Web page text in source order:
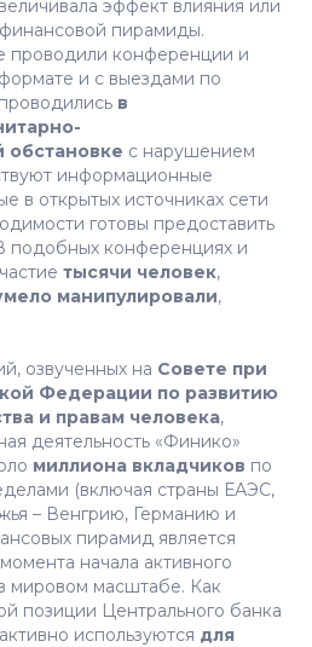
эффект влияния или
пирамиды.
проводили конференции и
и с выездами по
в
обстановке с нарушением
информационные
в открытых источниках сети
готовы предоставить
подобных конференциях и
тысячи человек,
манипулировали,
озвученных на Совете при
Федерации по развитию
и правам человека,
деятельность «Финико»
миллиона вкладчиков по
(включая страны ЕАЭС,
– Венгрию, Германию и
пирамид является
начала активного
мировом масштабе. Как
позиции Центрального банка
используются для